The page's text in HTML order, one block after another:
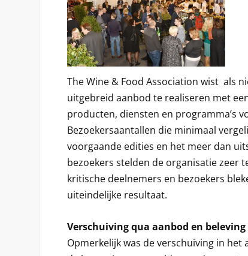
The Wine & Food Association wist als
uitgebreid aanbod te realiseren met
producten, diensten en programma’s
Bezoekersaantallen die minimaal
voorgaande edities en het meer dan
bezoekers stelden de organisatie zeer
kritische deelnemers en bezoekers
uiteindelijke resultaat.
Verschuiving qua aanbod en beleving
Opmerkelijk was de verschuiving in het